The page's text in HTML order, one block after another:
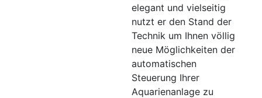
elegant und vielseitig
nutzt er den Stand der
Technik um Ihnen völlig
neue Möglichkeiten der
automatischen
Steuerung Ihrer
Aquarienanlage zu